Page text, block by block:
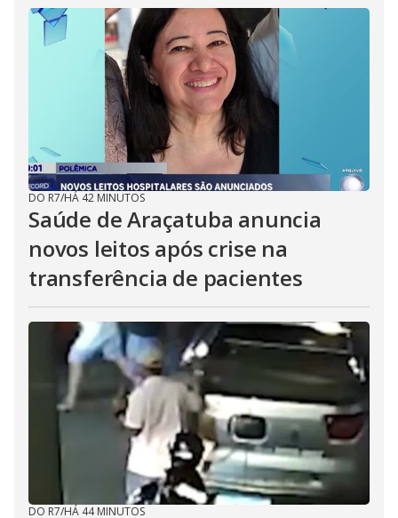
DO R7/HÁ 42 MINUTOS
Saúde de Araçatuba anuncia
novos leitos após crise na
transferência de pacientes
DO R7/HÁ 44 MINUTOS